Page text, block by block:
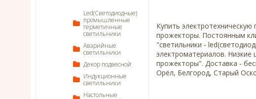
Led(Светодиодные)
промышленные
герметичные
светильники
Аварийные
светильники
Декор подвесной
Индукционные
светильники
Настольные
Купить
прожекторы. Постоянным
"светильники -
электроматериалов. Низкие
прожекторы". Доставка -
Орёл, Белгород, Старый